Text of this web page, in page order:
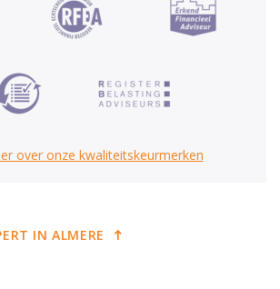
over onze kwaliteitskeurmerken
IN ALMERE